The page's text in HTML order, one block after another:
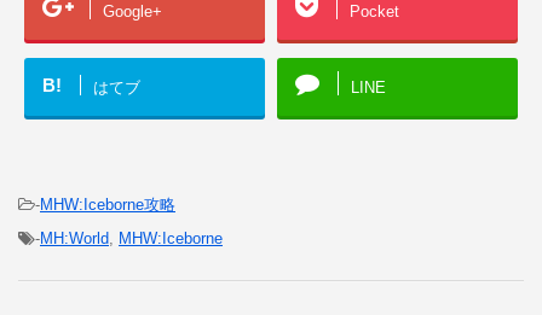
Google+ Pocket
B! はてブ LINE
-MHW:Iceborne攻略
-MH:World, MHW:Iceborne